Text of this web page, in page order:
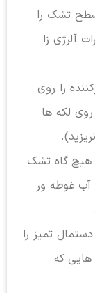
تشک را
آلرژی زا
را روی
لکه ها
گاه تشک
غوطه ور
تمیز را
که